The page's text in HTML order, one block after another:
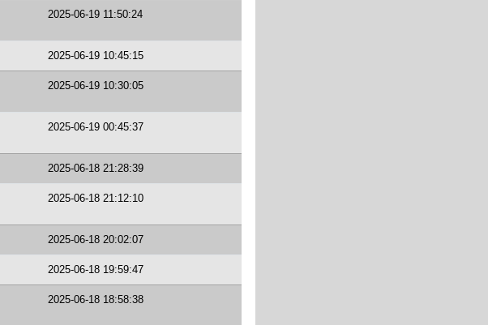
2025-06-19 11:50:24
2025-06-19 10:45:15
2025-06-19 10:30:05
2025-06-19 00:45:37
2025-06-18 21:28:39
2025-06-18 21:12:10
2025-06-18 20:02:07
2025-06-18 19:59:47
2025-06-18 18:58:38